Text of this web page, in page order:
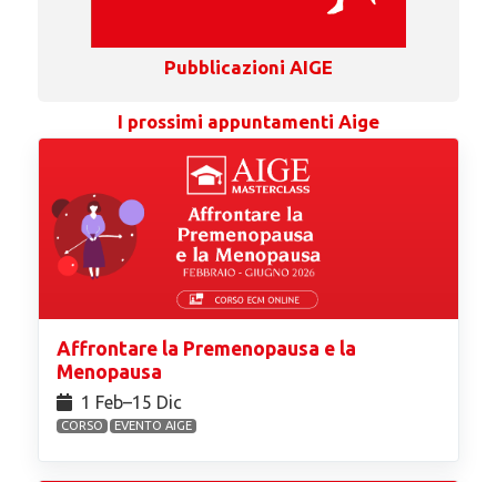
Pubblicazioni AIGE
I prossimi appuntamenti Aige
Affrontare la Premenopausa e la
Menopausa
1 Feb⁠–15 Dic
CORSO EVENTO AIGE